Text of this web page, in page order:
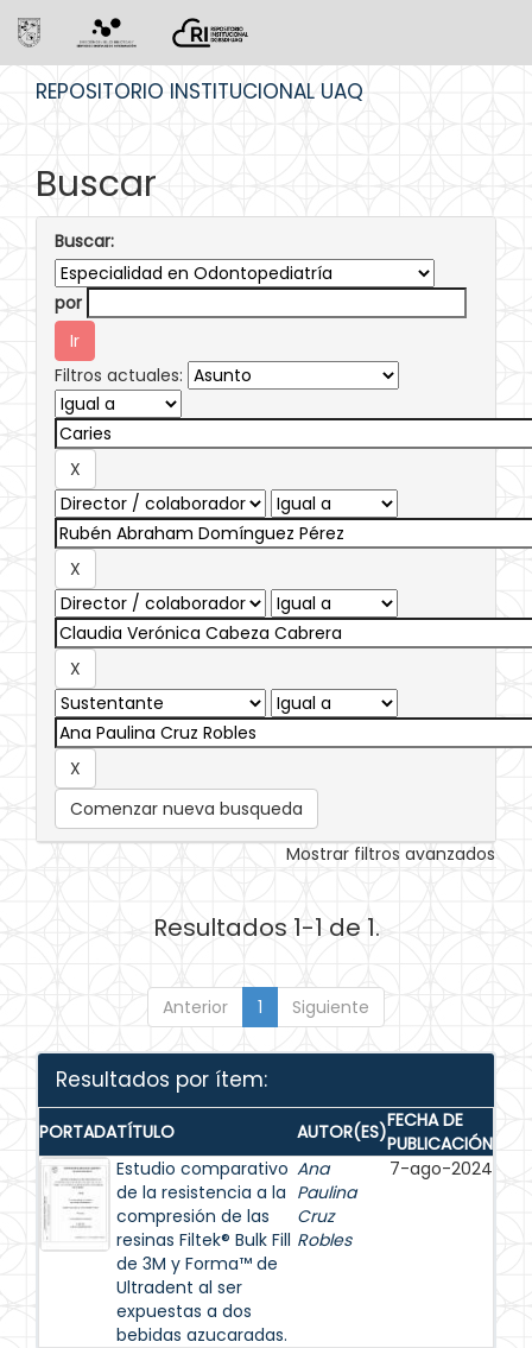
REPOSITORIO INSTITUCIONAL UAQ
Buscar
Buscar:
por
Filtros actuales:
Comenzar nueva busqueda
Mostrar filtros avanzados
Resultados 1-1 de 1.
Anterior 1 Siguiente
Resultados por ítem:
PORTADATÍTULO AUTOR(ES)FECHA DE
PUBLICACIÓN
Estudio comparativo
de la resistencia a la
compresión de las
resinas Filtek® Bulk Fill
de 3M y Forma™ de
Ultradent al ser
expuestas a dos
bebidas azucaradas.
Ana
Paulina
Cruz
Robles
7-ago-2024